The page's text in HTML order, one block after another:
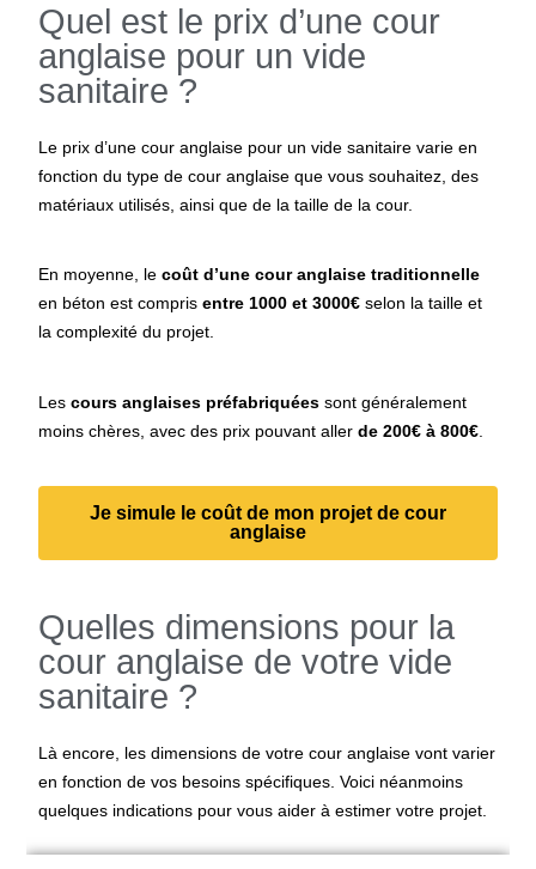
Quel est le prix d’une cour
anglaise pour un vide
sanitaire ?
Le prix d’une cour anglaise pour un vide sanitaire varie en
fonction du type de cour anglaise que vous souhaitez, des
matériaux utilisés, ainsi que de la taille de la cour.
En moyenne, lecoût d’une cour anglaise traditionnelle
en béton est comprisentre 1000 et 3000€ selon la taille et
la complexité du projet.
Lescours anglaises préfabriquées sont généralement
moins chères, avec des prix pouvant allerde 200€ à 800€
Je simule le coût de mon projet de cour
anglaise
Quelles dimensions pour la
cour anglaise de votre vide
sanitaire ?
Là encore, les dimensions de votre cour anglaise vont varier
en fonction de vos besoins spécifiques. Voici néanmoins
quelques indications pour vous aider à estimer votre projet.